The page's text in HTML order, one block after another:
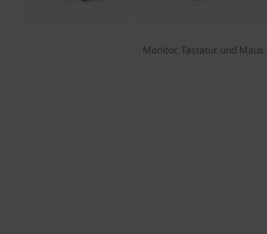
Monitor, Tastatur und